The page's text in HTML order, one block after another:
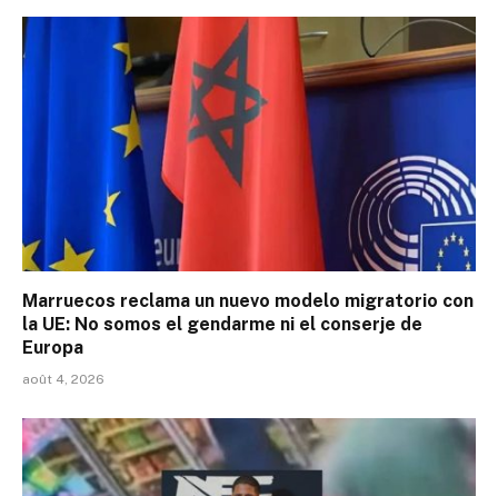
Marruecos reclama un nuevo modelo migratorio con
la UE: No somos el gendarme ni el conserje de
Europa
août 4, 2026